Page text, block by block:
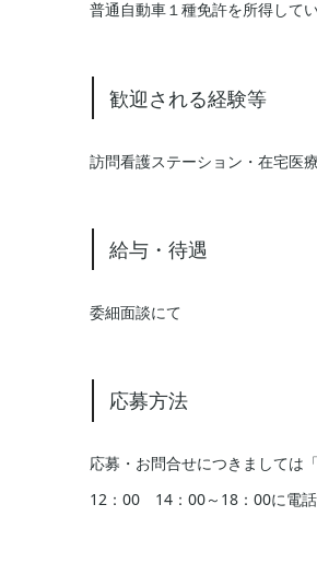
普通自動車１種免許を所得して
歓迎される経験等
訪問看護ステーション・在宅医
給与・待遇
委細面談にて
応募方法
応募・お問合せにつきまして
12：00 14：00～18：00に電話